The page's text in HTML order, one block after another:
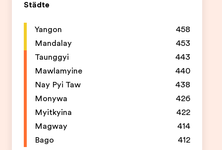
Städte
Yangon
458
Mandalay
453
Taunggyi
443
Mawlamyine
440
Nay Pyi Taw
438
Monywa
426
Myitkyina
422
Magway
414
Bago
412